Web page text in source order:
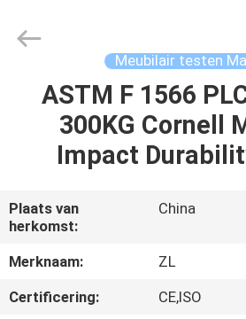
HUIS
PRODUCTEN
VIDEOS
ONGEVEER
ONS
Technology
Meubilair testen
ASTM F 1566
300KG Cornell
Impact
Plaats van
herkomst:
China
Merknaam:
ZL
Certificering:
CE,ISO